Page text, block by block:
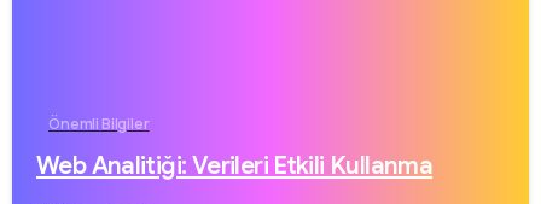
Önemli Bilgiler
Web Analitiği: Verileri Etkili Kullanma